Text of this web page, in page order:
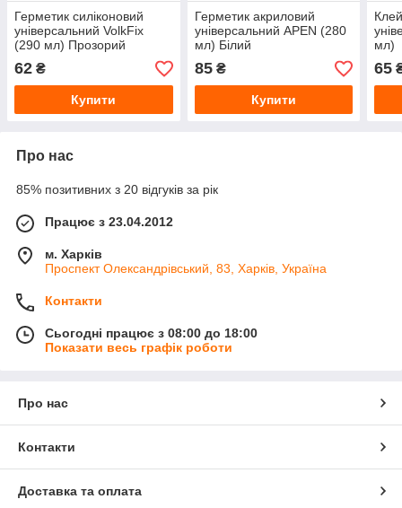
Герметик силіконовий
універсальний VolkFix
(290 мл) Прозорий
62 ₴
Купити
Герметик акриловий
універсальний APEN (280
мл) Білий
85₴
Купити
мл)
65
Про нас
85% позитивних з 20 відгуків за рік
Працює з 23.04.2012
м. Харків
Проспект Олександрівський, 83, Харків, Україна
Контакти
Сьогодні працює з 08:00 до 18:00
Показати весь графік роботи
Про нас
Контакти
Доставка та оплата